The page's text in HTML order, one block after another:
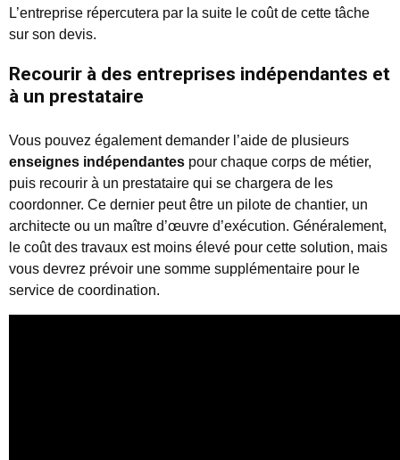
L’entreprise répercutera par la suite le coût de cette tâche
sur son devis.
Recourir à des entreprises indépendantes et
à un prestataire
Vous pouvez également demander l’aide de plusieurs
enseignes indépendantes pour chaque corps de métier,
puis recourir à un prestataire qui se chargera de les
coordonner. Ce dernier peut être un pilote de chantier, un
architecte ou un maître d’œuvre d’exécution. Généralement,
le coût des travaux est moins élevé pour cette solution, mais
vous devrez prévoir une somme supplémentaire pour le
service de coordination.